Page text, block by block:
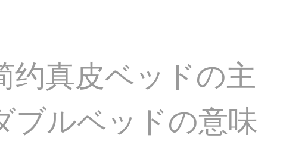
约真皮ベッドの主
ブルベッドの意味